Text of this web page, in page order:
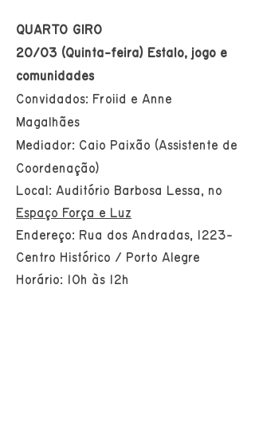
QUARTO GIRO
20/03 (Quinta-feira) Estalo, jogo e
comunidades
Convidados: Froiid e Anne
Magalhães
Mediador: Caio Paixão (Assistente de
Coordenação)
Local: Auditório Barbosa Lessa, no
Espaço Força e Luz
Endereço: Rua dos Andradas, 1223-
Centro Histórico / Porto Alegre
Horário: 10h às 12h